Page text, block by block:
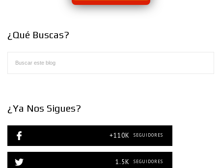
¿Qué Buscas?
¿Ya Nos Sigues?
+110K SEGUIDORES
1.5K SEGUIDORES